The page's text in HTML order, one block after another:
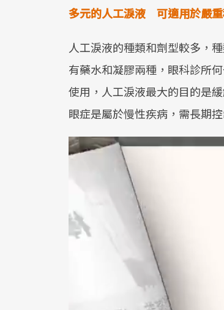
多元的人工淚液 可適用於嚴
人工淚液的種類和劑型較多，
有藥水和凝膠兩種，眼科診所
使用，人工淚液最大的目的是
眼症是屬於慢性疾病，需長期